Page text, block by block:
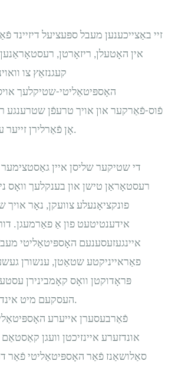
זיי באַצייכענען מעבל ספּעציעל דיזיינד
אין האָטעלן, ריזאָרטן,
קעגנזאַץ צו
האָספּיטאַליטי-שטיקלעך
פֿוס-פֿאַרקער און אויך טרעפֿן שטרענגע
אָן פֿאַרלירן זייער עלעגאַנטע עסטעטיק.
די שטיקער שליסן איין גאַסטצימער
רעסטאָראַן טישן און בענקלעך וואָס
פונקציאָנעלע צוועקן, נאָר אויך
אידענטיטעט פון אַ פאַרמעגן.
איינגעזעסענעם האָספּיטאַליטי
פאַראייניקטע שטאַטן, ענשורן
פּראָדוקטן וואָס קאָמבינירן
העסקעם מיט אינדוסטריע סטאַנדאַרדן.
פֿאַרבעסערן אייערע
אונדזערע איינזיכטן וועגן
סאַלושאַנז פֿאַר האָספּיטאַליטי פֿאַר